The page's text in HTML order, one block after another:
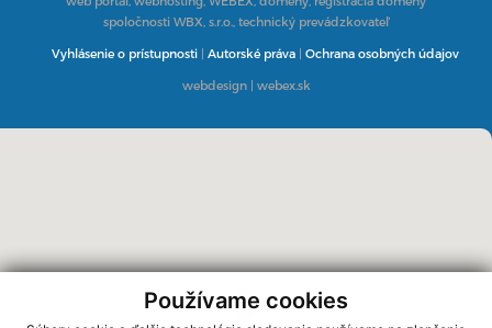
Používame cookies
spoločnosti WBX, s.r.o., technický prevádzkovateľ
Vyhlásenie o prístupnosti | Autorské práva | Ochrana osobných údajov
webdesign| webex.sk